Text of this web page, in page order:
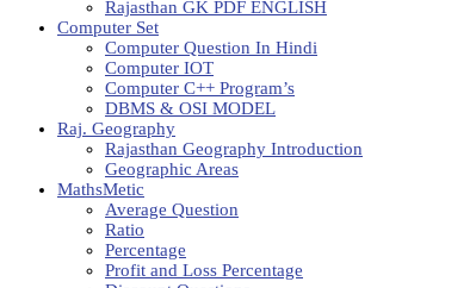
Rajasthan GK PDF ENGLISH
Computer Set
Computer Question In Hindi
Computer IOT
Computer C++ Program’s
DBMS & OSI MODEL
Raj. Geography
Rajasthan Geography Introduction
Geographic Areas
MathsMetic
Average Question
Ratio
Percentage
Profit and Loss Percentage